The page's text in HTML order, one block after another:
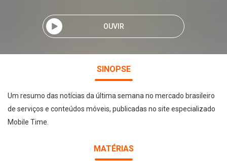
OUVIR
SINOPSE
Um resumo das notícias da última semana no mercado brasileiro
de serviços e conteúdos móveis, publicadas no site especializado
Mobile Time.
MATÉRIAS